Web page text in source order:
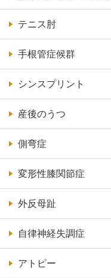
テニス肘
手根管症候群
シンスプリント
産後のうつ
側弯症
変形性膝関節症
外反母趾
自律神経失調症
アトピー